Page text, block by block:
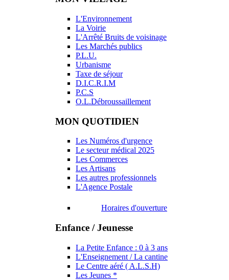
L'Environnement
La Voirie
L'Arrêté Bruits de voisinage
Les Marchés publics
P.L.U.
Urbanisme
Taxe de séjour
D.I.C.R.I.M
P.C.S
O.L.Débroussaillement
MON QUOTIDIEN
Les Numéros d'urgence
Le secteur médical 2025
Les Commerces
Les Artisans
Les autres professionnels
L'Agence Postale
Horaires d'ouverture
Enfance / Jeunesse
La Petite Enfance : 0 à 3 ans
L'Enseignement / La cantine
Le Centre aéré ( A.L.S.H)
Les Jeunes *